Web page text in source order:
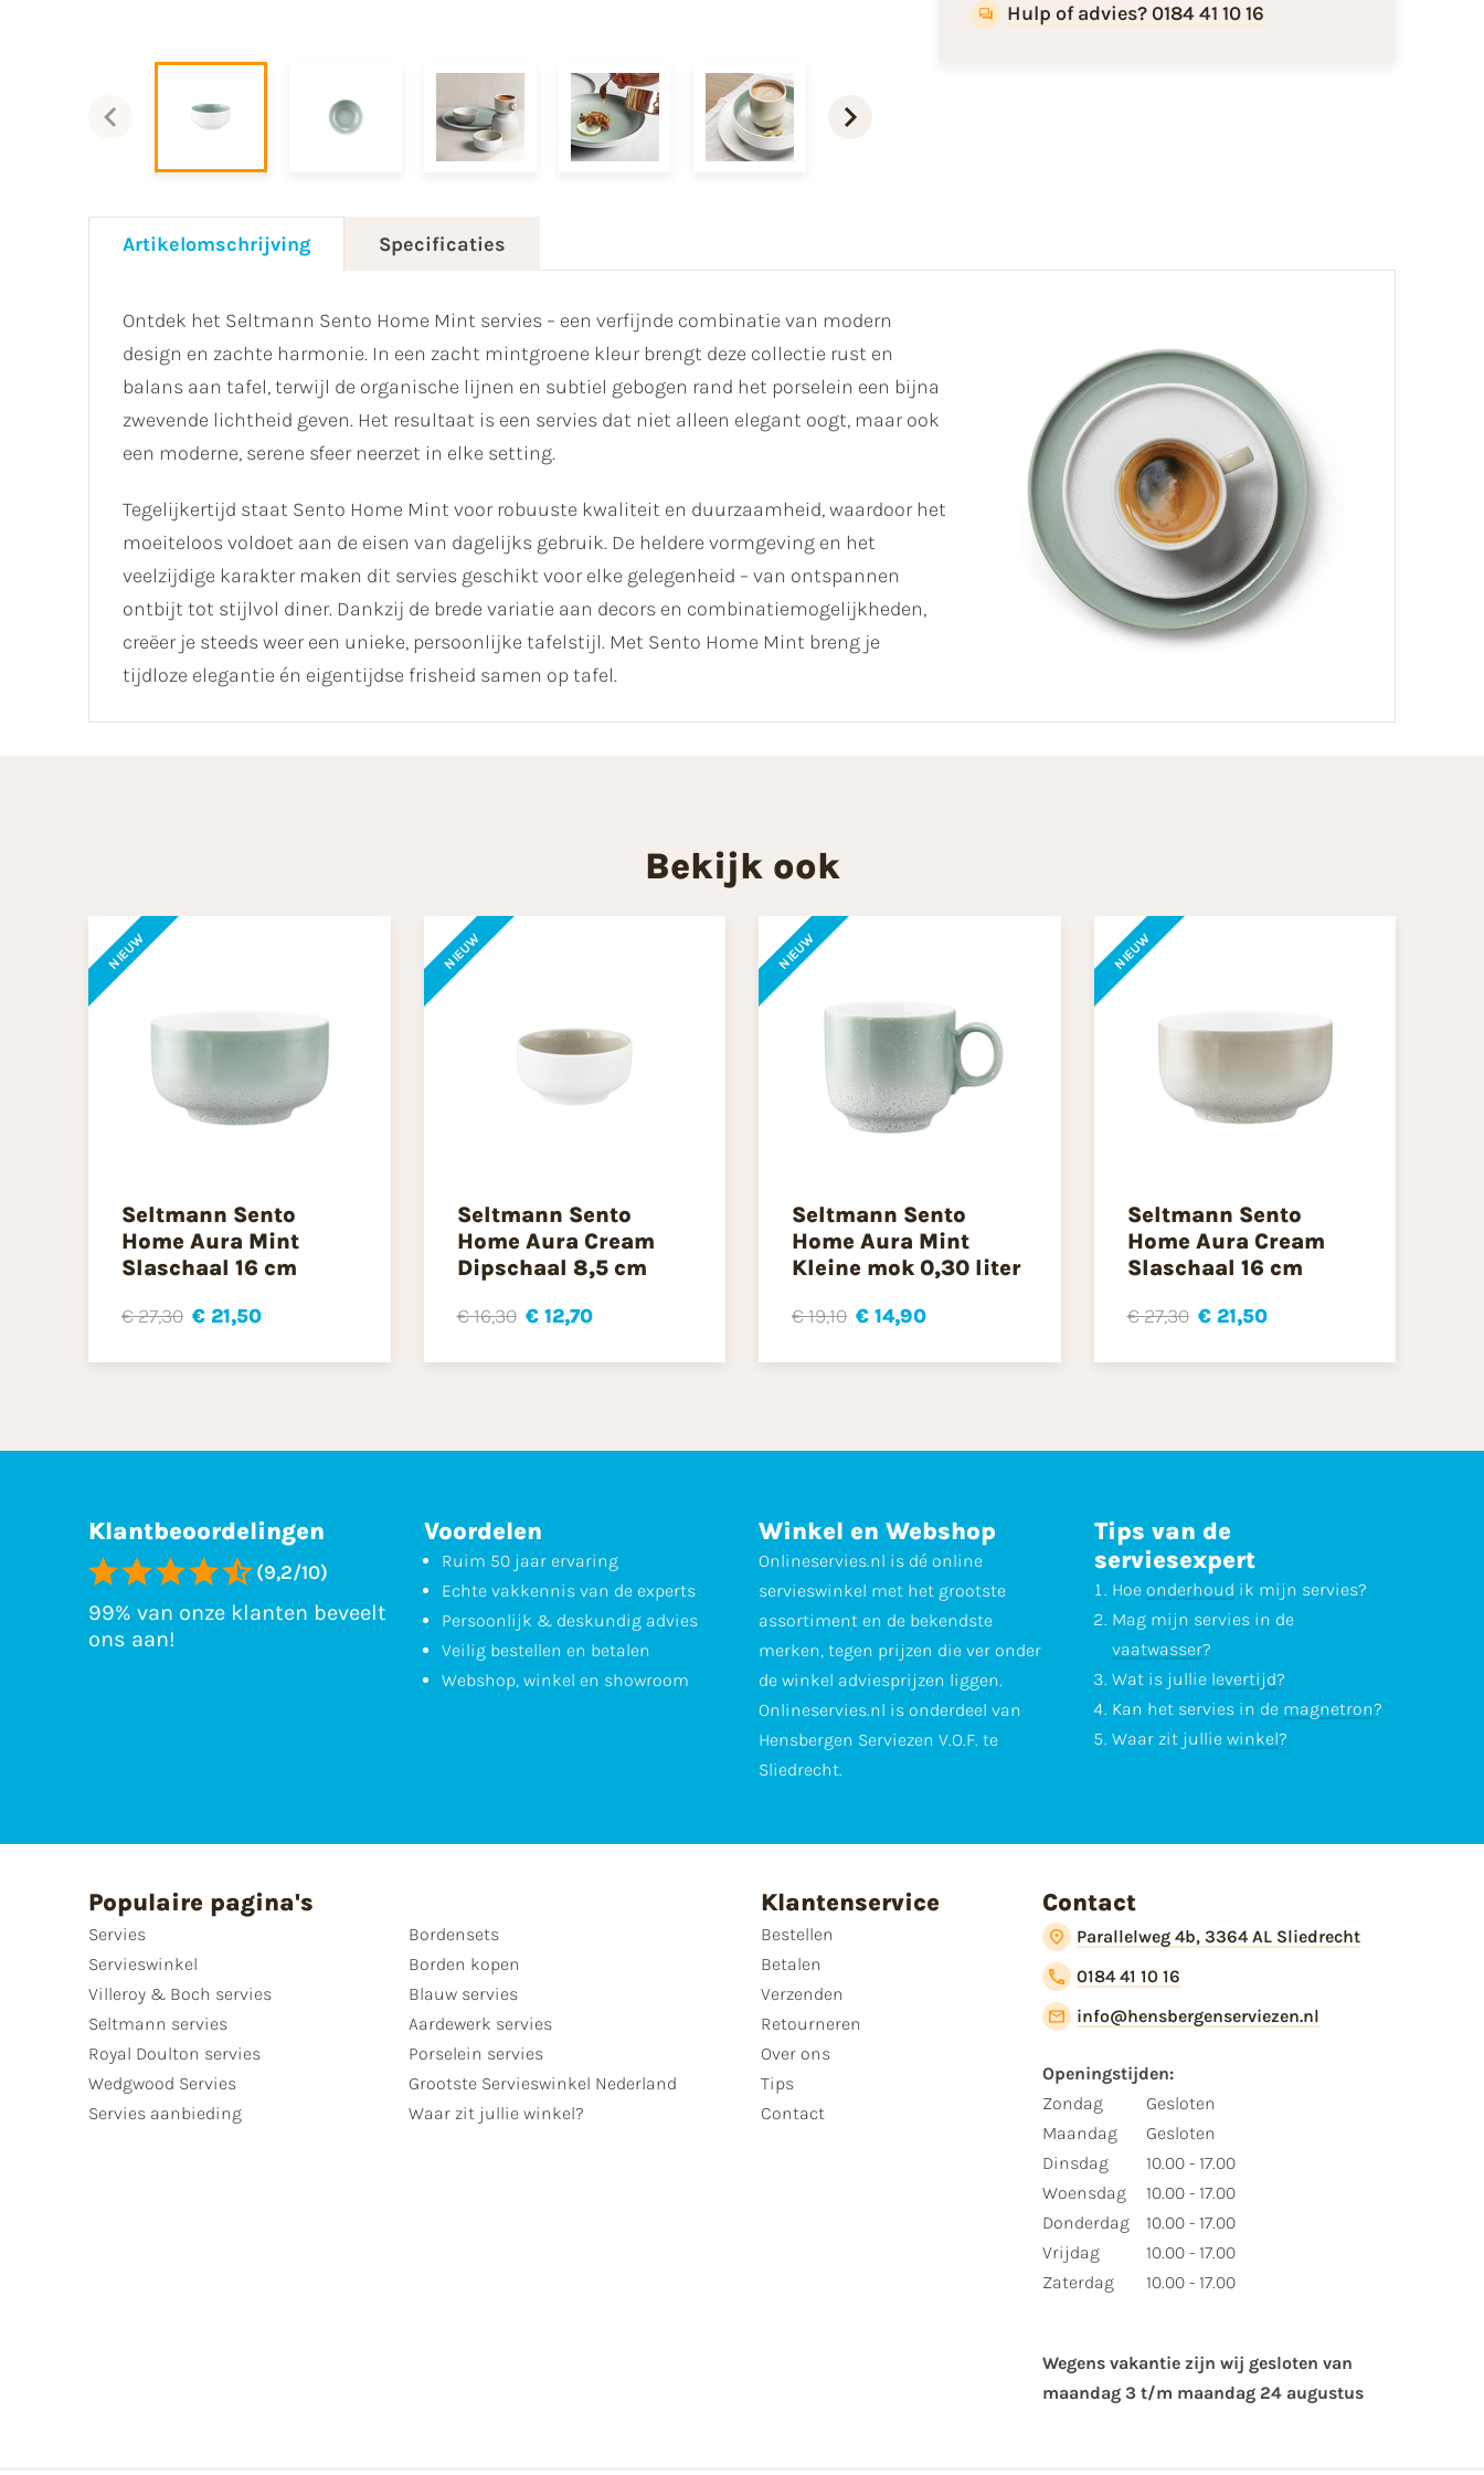
Hulp of advies? 0184 41 10 16
Artikelomschrijving Specificaties
Ontdek het Seltmann Sento Home Mint servies – een verfijnde combinatie van modern
design en zachte harmonie. In een zacht mintgroene kleur brengt deze collectie rust en
balans aan tafel, terwijl de organische lijnen en subtiel gebogen rand het porselein een bijna
zwevende lichtheid geven. Het resultaat is een servies dat niet alleen elegant oogt, maar ook
een moderne, serene sfeer neerzet in elke setting.
Tegelijkertijd staat Sento Home Mint voor robuuste kwaliteit en duurzaamheid, waardoor het
moeiteloos voldoet aan de eisen van dagelijks gebruik. De heldere vormgeving en het
veelzijdige karakter maken dit servies geschikt voor elke gelegenheid – van ontspannen
ontbijt tot stijlvol diner. Dankzij de brede variatie aan decors en combinatiemogelijkheden,
creëer je steeds weer een unieke, persoonlijke tafelstijl. Met Sento Home Mint breng je
tijdloze elegantie én eigentijdse frisheid samen op tafel.
Bekijk ook
NIEUW
Seltmann Sento
Home Aura Mint
Slaschaal 16 cm
€ 27,30 € 21,50
NIEUW
Seltmann Sento
Home Aura Cream
Dipschaal 8,5 cm
€ 16,30 € 12,70
NIEUW
Seltmann Sento
Home Aura Mint
Kleine mok 0,30 liter
€ 19,10 € 14,90
NIEUW
Seltmann Sento
Home Aura Cream
Slaschaal 16 cm
€ 27,30 € 21,50
Klantbeoordelingen
(9,2/10)
99% van onze klanten beveelt
ons aan!
Voordelen
Ruim 50 jaar ervaring
Echte vakkennis van de experts
Persoonlijk & deskundig advies
Veilig bestellen en betalen
Webshop, winkel en showroom
Winkel en Webshop
Onlineservies.nl is dé online
servieswinkel met het grootste
assortiment en de bekendste
merken, tegen prijzen die ver onder
de winkel adviesprijzen liggen.
Onlineservies.nl is onderdeel van
Hensbergen Serviezen V.O.F. te
Sliedrecht.
Tips van de
serviesexpert
Hoe onderhoud ik mijn servies?
Mag mijn servies in de
vaatwasser?
Wat is jullie levertijd?
Kan het servies in de magnetron?
Waar zit jullie winkel?
Populaire pagina's
Servies
Servieswinkel
Villeroy & Boch servies
Seltmann servies
Royal Doulton servies
Wedgwood Servies
Servies aanbieding
Bordensets
Borden kopen
Blauw servies
Aardewerk servies
Porselein servies
Grootste Servieswinkel Nederland
Waar zit jullie winkel?
Klantenservice
Bestellen
Betalen
Verzenden
Retourneren
Over ons
Tips
Contact
Contact
Parallelweg 4b, 3364 AL Sliedrecht
0184 41 10 16
info@hensbergenserviezen.nl
Openingstijden:
Zondag
Maandag
Dinsdag
Woensdag
Donderdag
Vrijdag
Zaterdag
Gesloten
Gesloten
10.00 - 17.00
10.00 - 17.00
10.00 - 17.00
10.00 - 17.00
10.00 - 17.00
Wegens vakantie zijn wij gesloten van ​
maandag 3 t/m maandag 24 augustus